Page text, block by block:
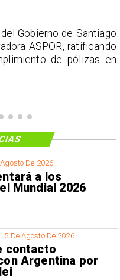
Gobierno de Santiago
ASPOR, ratificando
de pólizas en
De 2026
a los
Mundial 2026
5 De Agosto De 2026
contacto
Argentina por